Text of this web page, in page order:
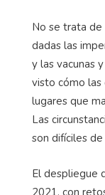
No se trata de
dadas las
y las vacunas
visto cómo las
lugares que
Las
son difíciles de
El despliegue